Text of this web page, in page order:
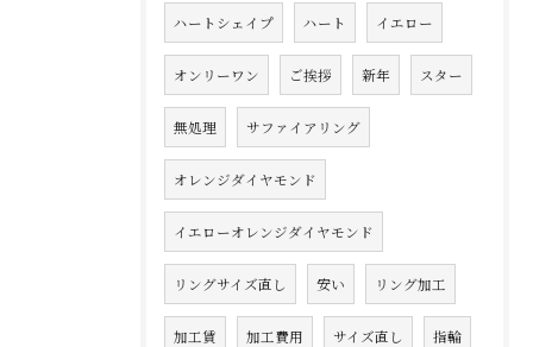
ハートシェイプ ハート イエロー
オンリーワン ご挨拶 新年 スター
無処理 サファイアリング
オレンジダイヤモンド
イエローオレンジダイヤモンド
リングサイズ直し 安い リング加工
加工賃 加工費用 サイズ直し 指輪